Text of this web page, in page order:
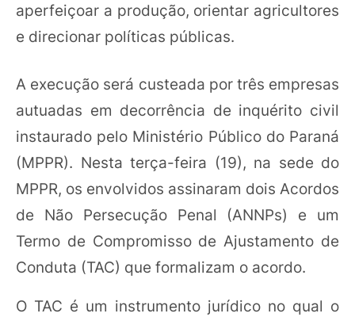
aperfeiçoar a produção, orientar agricultores
e direcionar políticas públicas.
A execução será custeada por três empresas
autuadas em decorrência de inquérito civil
instaurado pelo Ministério Público do Paraná
(MPPR). Nesta terça-feira (19), na sede do
MPPR, os envolvidos assinaram dois Acordos
de Não Persecução Penal (ANNPs) e um
Termo de Compromisso de Ajustamento de
Conduta (TAC) que formalizam o acordo.
O TAC é um instrumento jurídico no qual o